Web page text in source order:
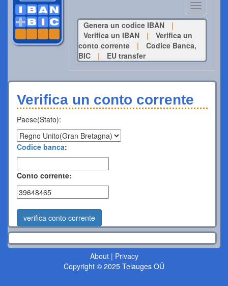
Toggle
navigation
Genera un codice IBAN
|
Verifica un IBAN
|
Verifica un
conto corrente
|
Codice Banca,
BIC
| EU transfer
Verifica un conto corrente
Paese(Stato):
Codice banca:
Conto corrente:
verifica conto corrente
About| Privacy
Copyright © 2025 Telauges OÜ